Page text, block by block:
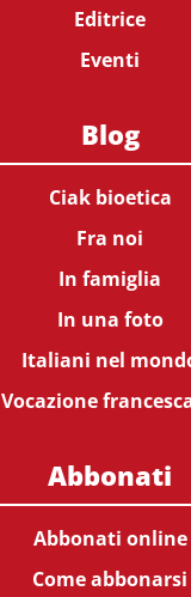
Editrice
Eventi
Blog
Ciak bioetica
Fra noi
In famiglia
In una foto
Italiani nel
Vocazione
Abbonati
Abbonati online
Come abbonarsi